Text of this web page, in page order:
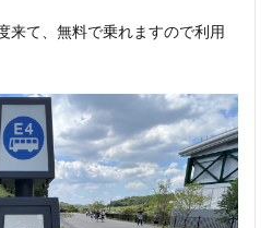
来て、無料で乗れますので利用